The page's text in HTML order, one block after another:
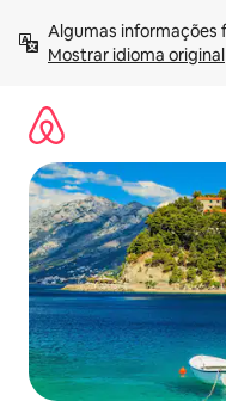
para
Mostrar idioma original